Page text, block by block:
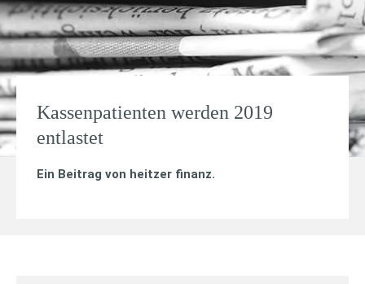
Kassenpatienten werden 2019
entlastet
Ein Beitrag von heitzer finanz.